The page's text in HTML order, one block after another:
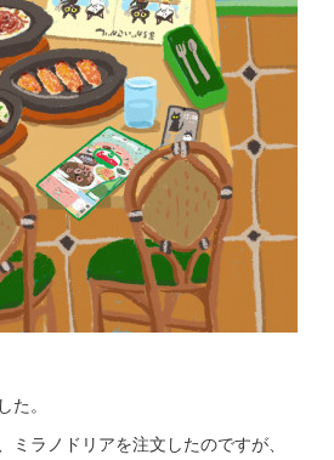
。
ミラノドリアを注文したのですが、